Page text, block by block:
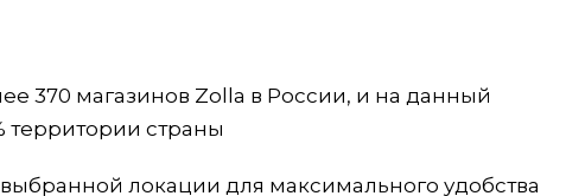
370 магазинов Zolla в России, и на данный
территории страны
локации для максимального удобства